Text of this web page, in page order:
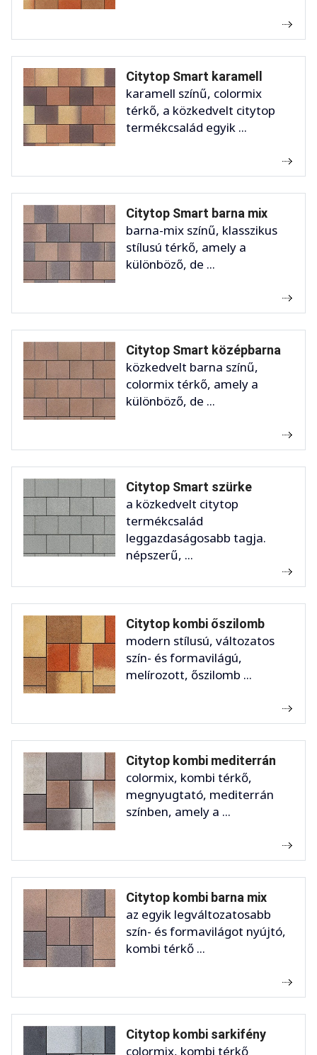
Citytop Smart karamell
karamell színű, colormix
térkő, a közkedvelt citytop
termékcsalád egyik ...
Citytop Smart barna mix
barna-mix színű, klasszikus
stílusú térkő, amely a
különböző, de ...
Citytop Smart középbarna
közkedvelt barna színű,
colormix térkő, amely a
különböző, de ...
Citytop Smart szürke
a közkedvelt citytop
termékcsalád
leggazdaságosabb tagja.
népszerű, ...
Citytop kombi őszilomb
modern stílusú, változatos
szín- és formavilágú,
melírozott, őszilomb ...
Citytop kombi mediterrán
colormix, kombi térkő,
megnyugtató, mediterrán
színben, amely a ...
Citytop kombi barna mix
az egyik legváltozatosabb
szín- és formavilágot nyújtó,
kombi térkő ...
Citytop kombi sarkifény
colormix, kombi térkő